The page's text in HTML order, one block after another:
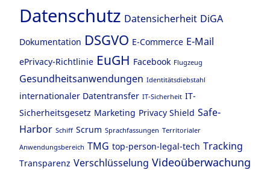
Datenschutz Datensicherheit DiGA
Dokumentation DSGVO E-Commerce E-Mail
ePrivacy-Richtlinie EuGH Facebook Flugzeug
Gesundheitsanwendungen Identitätsdiebstahl
internationaler Datentransfer IT-Sicherheit IT-
Sicherheitsgesetz Marketing Privacy Shield Safe-
Harbor Schiff Scrum Sprachfassungen Territorialer
Anwendungsbereich TMG top-person-legal-tech Tracking
Transparenz Verschlüsselung Videoüberwachung